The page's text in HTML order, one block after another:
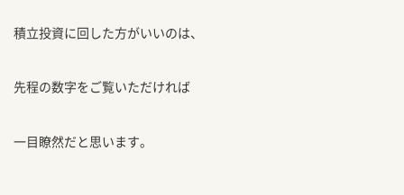
積立投資に回した方がいいのは、
先程の数字をご覧いただければ
一目瞭然だと思います。